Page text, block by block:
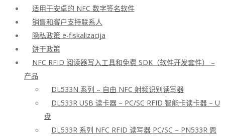
适用于安卓的 NFC 数字签名软件
销售和客户支持联系人
隐私政策 e-fiskalizacija
饼干政策
NFC RFID 阅读器写入工具和免费 SDK（软件开发套件） –
产品
DL533N 系列 – 自由 NFC 射频识别读写器
DL533R USB 读卡器 – PC/SC RFID 智能卡读卡器 – U
盘
DL533R 系列 NFC RFID 读写器 PC/SC – PN533R 恩